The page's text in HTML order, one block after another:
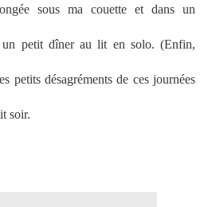
sous ma couette et dans un
petit dîner au lit en solo. (Enfin,
petits désagréments de ces journées
soir.